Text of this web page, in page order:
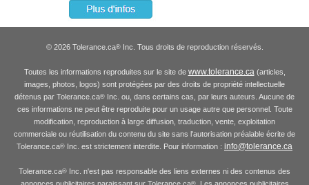
© 2026 Tolerance.ca®Inc. Tous droits de reproduction réservés.
Toutes les informations reproduites sur le site de www.tolerance.ca(articles,
images, photos, logos) sont protégées par des droits de propriété intellectuelle
détenus par Tolerance.ca® Inc. ou, dans certains cas, par leurs auteurs. Aucune de
ces informations ne peut être reproduite pour un usage autre que personnel. Toute
modification, reproduction à large diffusion, traduction, vente, exploitation
commerciale ou réutilisation du contenu du site sans l'autorisation préalable écrite de
Tolerance.ca® Inc. est strictement interdite. Pour information : info@tolerance.ca
Tolerance.ca® Inc. n'est pas responsable des liens externes ni des contenus des